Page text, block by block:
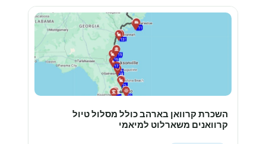
השכרת קרוואן בארהב כולל מסלול טיול
קרוואנים משארלוט למיאמי